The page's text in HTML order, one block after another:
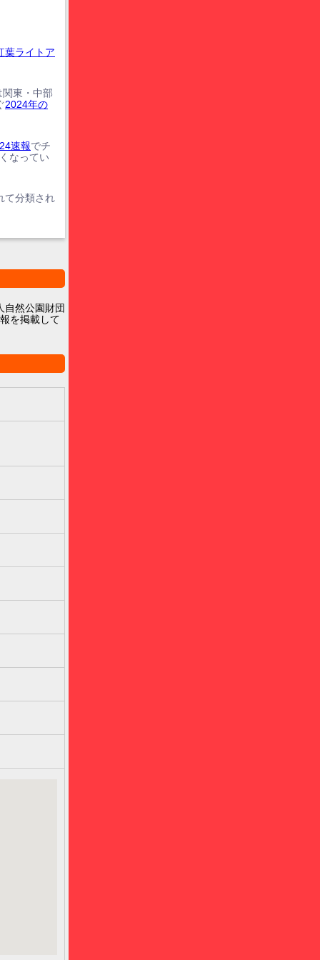
ライトア
東・中部
2024年の
速報でチ
なってい
て分類され
自然公園財団
を掲載して